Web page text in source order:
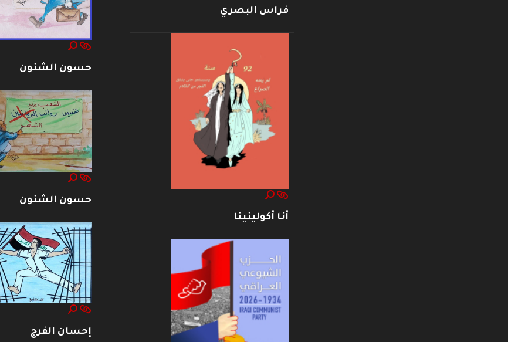
فراس البصري
أنا أكولينينا
حسون الشنون
حسون الشنون
إحسان الفرج